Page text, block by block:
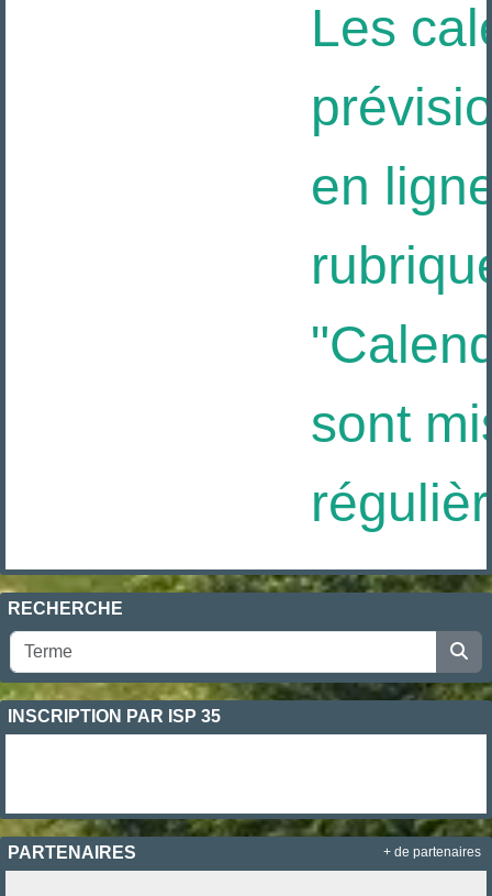
Les
en
sont
RECHERCHE
INSCRIPTION PAR ISP 35
PARTENAIRES + de partenaires